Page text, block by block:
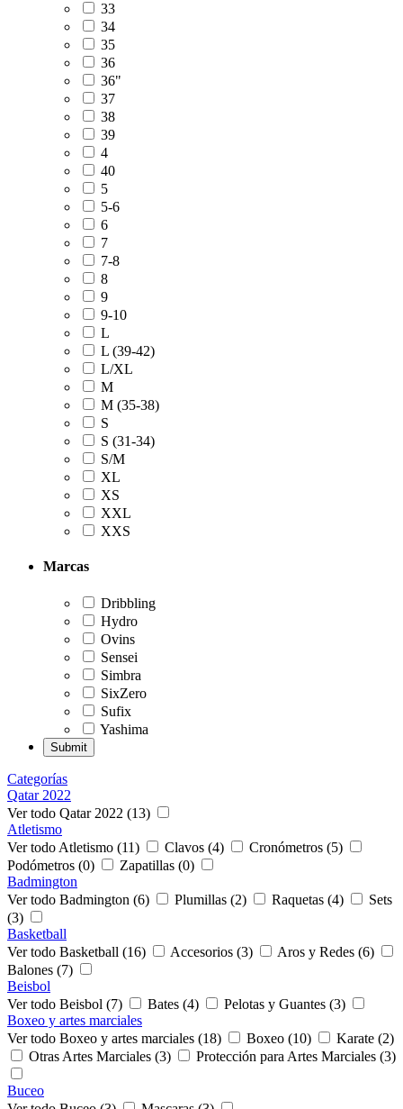
33
34
35
36
36"
37
38
39
4
40
5
5-6
6
7
7-8
8
9
9-10
L
L (39-42)
L/XL
M
M (35-38)
S
S (31-34)
S/M
XL
XS
XXL
XXS
Marcas
Dribbling
Hydro
Ovins
Sensei
Simbra
SixZero
Sufix
Yashima
Categorías
Qatar 2022
Ver todo Qatar 2022 (13)
Atletismo
Ver todo Atletismo (11)
Clavos (4)
Cronómetros (5)
Podómetros (0)
Zapatillas (0)
Badmington
Ver todo Badmington (6)
Plumillas (2) Raquetas (4)
Sets
(3)
Basketball
Ver todo Basketball (16)
Accesorios (3)
Aros y Redes (6)
Balones (7)
Beisbol
Ver todo Beisbol (7)
Bates (4)
Pelotas y Guantes (3)
Boxeo y artes marciales
Ver todo Boxeo y artes marciales (18)
Boxeo (10)
Karate (2)
Otras Artes Marciales (3)
Protección para Artes Marciales (3)
Buceo